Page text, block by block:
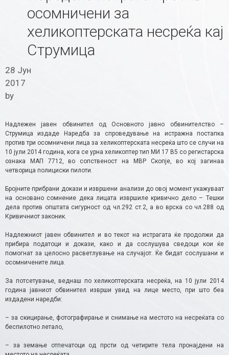
осомничени за
хеликоптерската несреќа кај
Струмица
28 Јун
2017
by
Надлежен јавен обвинител од Основното јавно обвинителство –
Струмица издаде Наредба за спроведување на истражна постапка
против три осомничени лица за хеликоптерската несреќа што се случи на
10 јули 2014 година, кога се урна хеликоптер тип МИ 17 В5 со регистарска
ознака МАП 7712, во сопственост на МВР Скопје, во кој загинаа
четворица полициски пилоти.
Бројните прибрани докази и извршени анализи до овој момент укажуваат
на основано сомнение дека лицата извршиле кривично дело – Тешки
дела против општата сигурност од чл.292 ст.2, а во врска со чл.288 од
Кривичниот законик.
Надлежниот јавен обвинител и во текот на истрагата ќе продолжи да
прибира податоци и докази, како и да сослушува сведоци кои ќе
помогнат за целосно расветлување на случајот. Ќе бидат сослушани и
осомничените лица.
За потсетување, веднаш по хеликоптерската несреќа, на 10 јули 2014
година јавниот обвинител изврши увид на лице место, при што беа
издадени наредби:
– за скицирање, фотографирање и снимање на местото на несреќата со
беспилотно летало,
– за земање отпечатоци од прсти од четирите тела пронајдени на